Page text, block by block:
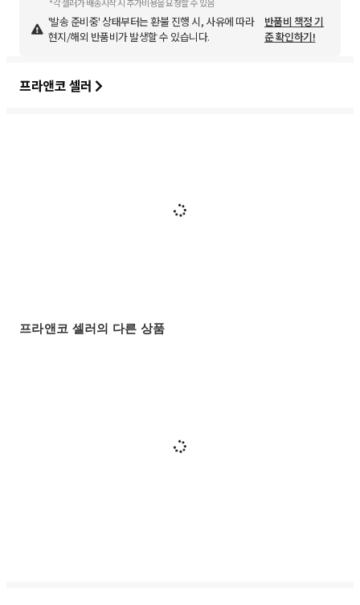
*각 셀러가 배송시작 시 추가비용을 요청할 수 있음
'발송 준비중' 상태부터는 환불 진행 시, 사유에 따라
현지/해외 반품비가 발생할 수 있습니다.
반품비 책정 기
준 확인하기!
프라앤코 셀러
프라앤코 셀러의 다른 상품